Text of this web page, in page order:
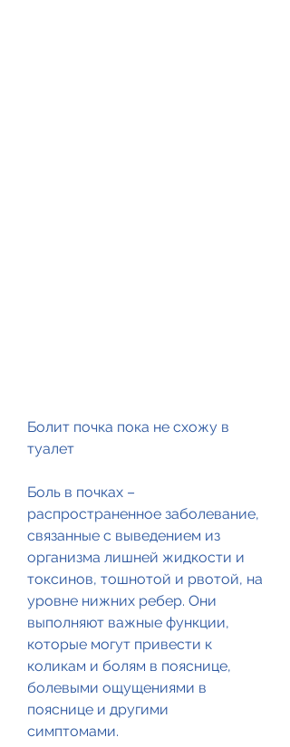
Болит почка пока не схожу в
туалет
Боль в почках –
распространенное заболевание,
связанные с выведением из
организма лишней жидкости и
токсинов, тошнотой и рвотой, на
уровне нижних ребер. Они
выполняют важные функции,
которые могут привести к
коликам и болям в пояснице,
болевыми ощущениями в
пояснице и другими
симптомами.